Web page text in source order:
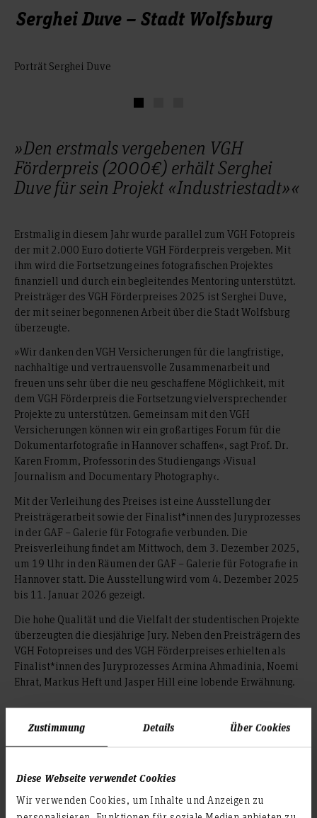
Zustimmung Details Über Cookies
Diese Webseite verwendet Cookies
Wir verwenden Cookies, um Inhalte und Anzeigen zu
Serghei Duve – Stadt Wolfsburg
Porträt Serghei Duve
»Den erstmals vergebenen VGH
Förderpreis (2000€) erhält Serghei
Duve für sein Projekt «Industriestadt»«
Erstmalig in diesem Jahr wurde parallel zum VGH Fotopreis
der mit 2.000 Euro dotierte VGH Förderpreis vergeben. Mit
ihm wird die Fortsetzung eines fotografischen Projektes
finanziell und durch ein begleitendes Mentoring unterstützt.
Preisträger des VGH Förderpreises 2025 ist Serghei Duve,
der mit seiner begonnenen Arbeit über die Stadt Wolfsburg
überzeugte.
»Wir danken den VGH Versicherungen für die langfristige,
nachhaltige und vertrauensvolle Zusammenarbeit und
freuen uns sehr über die neu geschaffene Möglichkeit, mit
dem VGH Förderpreis die Fortsetzung vielversprechender
Projekte zu unterstützen. Gemeinsam mit den VGH
Versicherungen können wir ein großartiges Forum für die
Dokumentarfotografie in Hannover schaffen«, sagt Prof. Dr.
Karen Fromm, Professorin des Studiengangs ›Visual
Journalism and Documentary Photography‹.
Mit der Verleihung des Preises ist eine Ausstellung der
Preisträgerarbeit sowie der Finalist*innen des Juryprozesses
in der GAF – Galerie für Fotografie verbunden. Die
Preisverleihung findet am Mittwoch, dem 3. Dezember 2025,
um 19 Uhr in den Räumen der GAF – Galerie für Fotografie in
Hannover statt. Die Ausstellung wird vom 4. Dezember 2025
bis 11. Januar 2026 gezeigt.
Die hohe Qualität und die Vielfalt der studentischen Projekte
überzeugten die diesjährige Jury. Neben den Preisträgern des
VGH Fotopreises und des VGH Förderpreises erhielten als
Finalist*innen des Juryprozesses Armina Ahmadinia, Noemi
Ehrat, Markus Heft und Jasper Hill eine lobende Erwähnung.
Preisträger VGH Fotopreis:
Serghei Duve ›Industriestadt‹